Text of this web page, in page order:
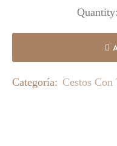
Categoría: Cestos Con